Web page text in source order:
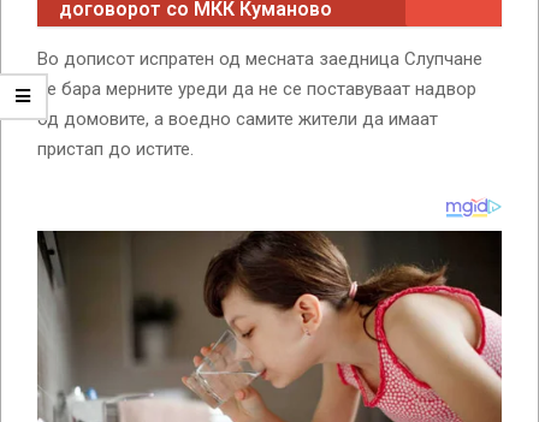
договорот со МКК Куманово
Во дописот испратен од месната заедница Слупчане
се бара мерните уреди да не се поставуваат надвор
од домовите, а воедно самите жители да имаат
пристап до истите.